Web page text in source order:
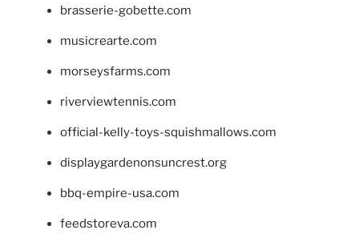
brasserie-gobette.com
musicrearte.com
morseysfarms.com
riverviewtennis.com
official-kelly-toys-squishmallows.com
displaygardenonsuncrest.org
bbq-empire-usa.com
feedstoreva.com